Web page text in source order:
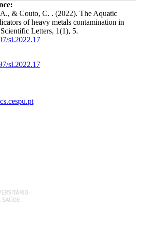
& Couto, C. . (2022). The Aquatic
of heavy metals contamination in
Letters, 1(1), 5.
sl.2022.17
sl.2022.17